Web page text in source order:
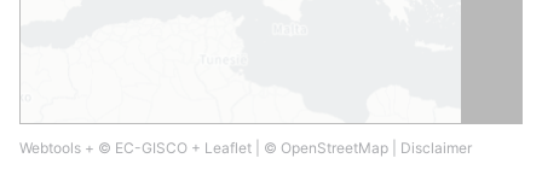
Webtools + © EC-GISCO + Leaflet © OpenStreetMap Disclaimer